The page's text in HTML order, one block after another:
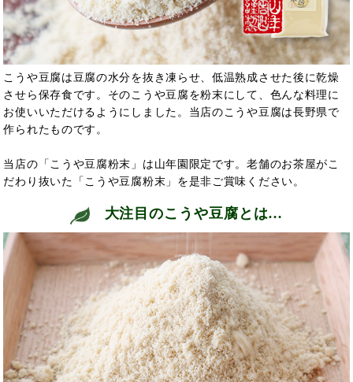
こうや豆腐は豆腐の水分を抜き凍らせ、低温熟成させた後に乾燥
させら保存食です。そのこうや豆腐を粉末にして、色んな料理に
お使いいただけるようにしました。当店のこうや豆腐は長野県で
作られたものです。
当店の「こうや豆腐粉末」は山年園限定です。老舗のお茶屋がこ
だわり抜いた「こうや豆腐粉末」を是非ご賞味ください。
大注目のこうや豆腐とは…